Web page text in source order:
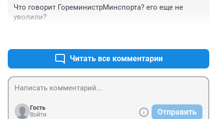
Что говорит ГореминистрМинспорта? его еще не
уволили?
Читать все комментарии
Гость
Войти
Отправить